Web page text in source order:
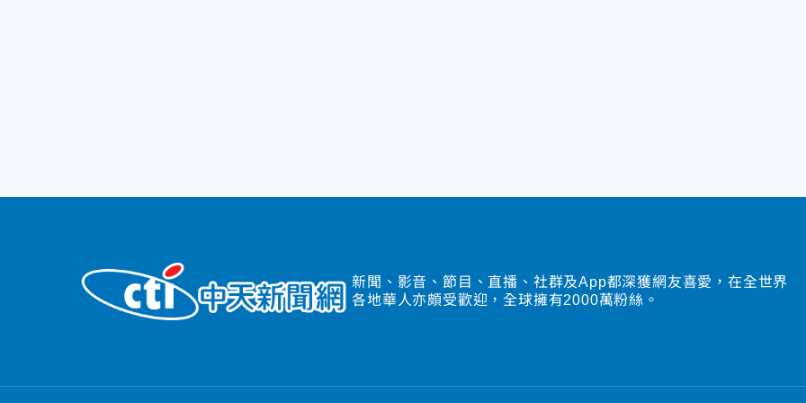
新聞、影音、節目、直播、社群及App都深獲網友喜愛，在全世界
各地華人亦頗受歡迎，全球擁有2000萬粉絲。